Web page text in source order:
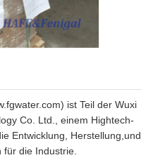
ist Teil der Wuxi
Co. Ltd., einem Hightech-
Entwicklung, Herstellung,und
die Industrie.